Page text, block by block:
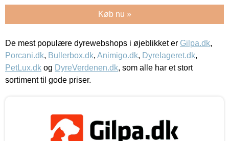
Køb nu »
De mest populære dyrewebshops i øjeblikket er Gilpa.dk,
Porcani.dk, Bullerbox.dk, Animigo.dk, Dyrelageret.dk,
PetLux.dk og DyreVerdenen.dk, som alle har et stort
sortiment til gode priser.